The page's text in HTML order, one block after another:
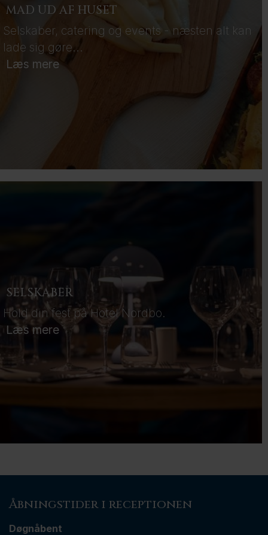
MAD UD AF HUSET
Selskaber, catering og events - næsten alt kan
lade sig gøre...
Læs mere
SELSKABER
Hold din fest på Hotel Nordbo.
Læs mere
Åbningstider i receptionen
Døgnåbent